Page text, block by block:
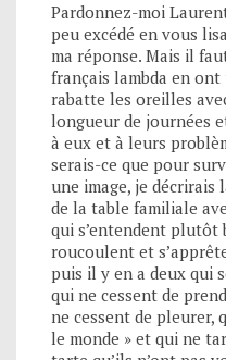
Pardonnez-moi
peu excédé en vous
ma réponse. Mais il
français lambda en
rabatte les oreilles
longueur de journées
à eux et à leurs
serais-ce que pour
une image, je décrirais
de la table familiale
qui s’entendent plutôt
roucoulent et
puis il y en a deux qui
qui ne cessent de
ne cessent de pleurer,
le monde » et qui ne